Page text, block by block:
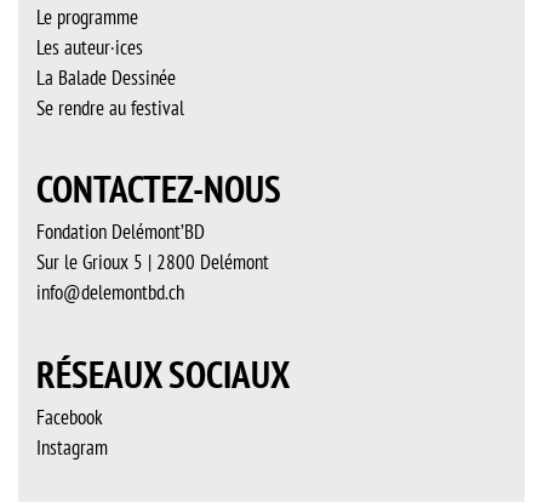
Le programme
Les auteur·ices
La Balade Dessinée
Se rendre au festival
CONTACTEZ-NOUS
Fondation Delémont’BD
Sur le Grioux 5 | 2800 Delémont
info@delemontbd.ch
RÉSEAUX SOCIAUX
Facebook
Instagram